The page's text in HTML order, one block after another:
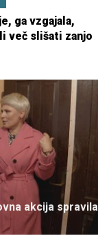
ga vzgajala,
več slišati zanjo
akcija spravila